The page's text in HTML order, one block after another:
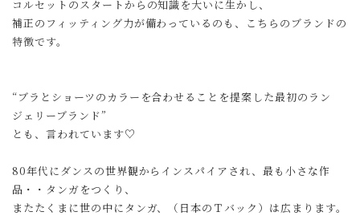
コルセットのスタートからの知識を大いに生かし、
補正のフィッティング力が備わっているのも、こちらのブランドの
特徴です。
“ブラとショーツのカラーを合わせることを提案した最初のラン
ジェリーブランド”
とも、言われています♡
80年代にダンスの世界観からインスパイアされ、最も小さな作
品・・タンガをつくり、
またたくまに世の中にタンガ、（日本のＴバック）は広まります。